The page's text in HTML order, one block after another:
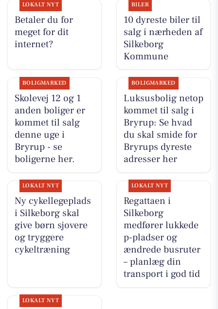
LOKALT NYT
Betaler du for
meget for dit
internet?
BILER
10 dyreste biler til
salg i nærheden af
Silkeborg
Kommune
BOLIGMARKED
Skolevej 12 og 1
anden boliger er
kommet til salg
denne uge i
Bryrup - se
boligerne her.
BOLIGMARKED
Luksusbolig netop
kommet til salg i
Bryrup: Se hvad
du skal smide for
Bryrups dyreste
adresser her
LOKALT NYT
Ny cykellegeplads
i Silkeborg skal
give børn sjovere
og tryggere
cykeltræning
LOKALT NYT
Regattaen i
Silkeborg
medfører lukkede
p-pladser og
ændrede busruter
– planlæg din
transport i god tid
LOKALT NYT